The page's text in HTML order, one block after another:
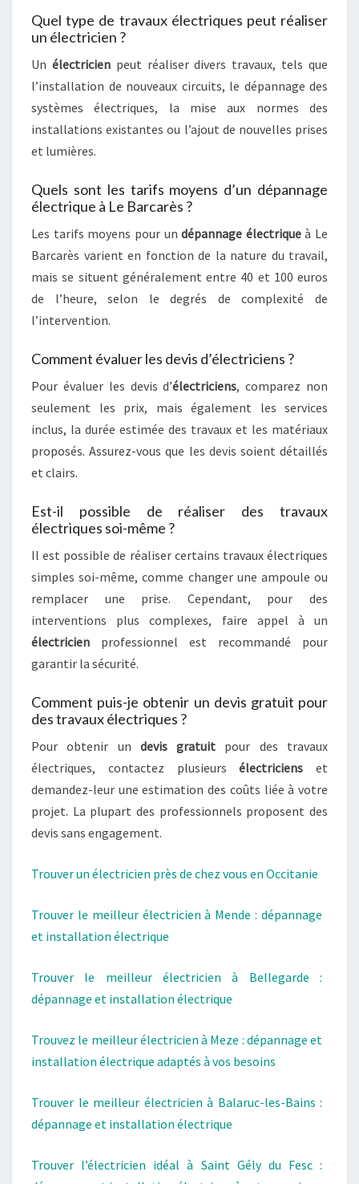
Quel type de travaux électriques peut réaliser
un électricien ?
Un électricienpeut réaliser divers travaux, tels que
l’installation de nouveaux circuits, le dépannage des
systèmes électriques, la mise aux normes des
installations existantes ou l’ajout de nouvelles prises
et lumières.
Quels sont les tarifs moyens d’un dépannage
électrique à Le Barcarès ?
Les tarifs moyens pour undépannage électriqueà Le
Barcarès varient en fonction de la nature du travail,
mais se situent généralement entre 40 et 100 euros
de l’heure, selon le degrés de complexité de
l’intervention.
Comment évaluer les devis d’électriciens ?
Pour évaluer les devis d’électriciens, comparez non
seulement les prix, mais également les services
inclus, la durée estimée des travaux et les matériaux
proposés. Assurez-vous que les devis soient détaillés
et clairs.
Est-il possible de réaliser des travaux
électriques soi-même ?
Il est possible de réaliser certains travaux électriques
simples soi-même, comme changer une ampoule ou
remplacer une prise. Cependant, pour des
interventions plus complexes, faire appel à un
électricien professionnel est recommandé pour
garantir la sécurité.
Comment puis-je obtenir un devis gratuit pour
des travaux électriques ?
Pour obtenir un devis gratuit pour des travaux
électriques, contactez plusieursélectriciens et
demandez-leur une estimation des coûts liée à votre
projet. La plupart des professionnels proposent des
devis sans engagement.
Trouver un électricien près de chez vous en Occitanie
Trouver le meilleur électricien à Mende : dépannage
et installation électrique
Trouver le meilleur électricien à Bellegarde :
dépannage et installation électrique
Trouvez le meilleur électricien à Meze : dépannage et
installation électrique adaptés à vos besoins
Trouver le meilleur électricien à Balaruc-les-Bains :
dépannage et installation électrique
Trouver l’électricien idéal à Saint Gély du Fesc :